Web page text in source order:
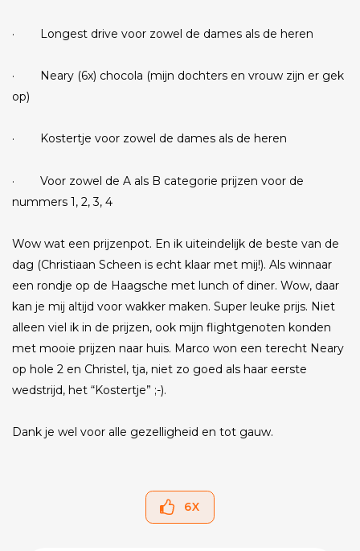
· Longest drive voor zowel de dames als de heren
· Neary (6x) chocola (mijn dochters en vrouw zijn er gek
op)
· Kostertje voor zowel de dames als de heren
· Voor zowel de A als B categorie prijzen voor de
nummers 1, 2, 3, 4
Wow wat een prijzenpot. En ik uiteindelijk de beste van de
dag (Christiaan Scheen is echt klaar met mij!). Als winnaar
een rondje op de Haagsche met lunch of diner. Wow, daar
kan je mij altijd voor wakker maken. Super leuke prijs. Niet
alleen viel ik in de prijzen, ook mijn flightgenoten konden
met mooie prijzen naar huis. Marco won een terecht Neary
op hole 2 en Christel, tja, niet zo goed als haar eerste
wedstrijd, het “Kostertje” ;-).
Dank je wel voor alle gezelligheid en tot gauw.
6X